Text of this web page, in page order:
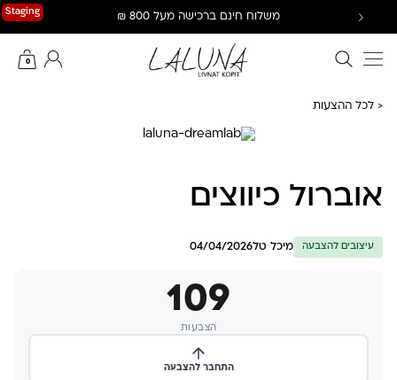
Staging משלוח חינם ברכישה מעל 800 ₪
חיפוש באתר
0
החשבון שלי
< לכל ההצעות
אוברול כיווצים
עיצובים להצבעה מיכל טל04/04/2026
109
הצבעות
התחבר להצבעה